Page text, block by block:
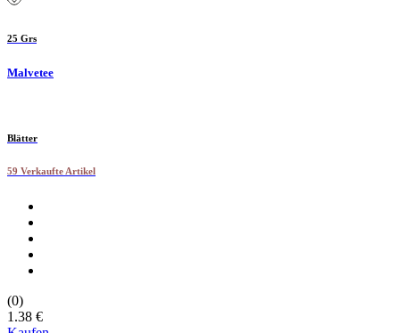
25 Grs
Malvetee
Blätter
59 Verkaufte Artikel
(0)
1.38 €